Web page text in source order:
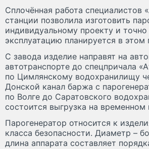
Сплочённая работа специалистов
станции позволила изготовить
индивидуальному проекту и точно
эксплуатацию планируется в этом
С завода изделие направят на
автотранспорте до спецпричала
по Цимлянскому водохранилищу
Донской канал баржа с
по Волге до Саратовского
состоится выгрузка на временном
Парогенератор относится к
класса безопасности. Диаметр –
длина аппарата составляет